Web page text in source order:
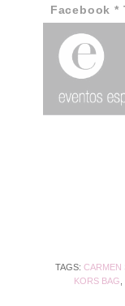
Facebook *
TAGS: CARMEN
KORS BAG